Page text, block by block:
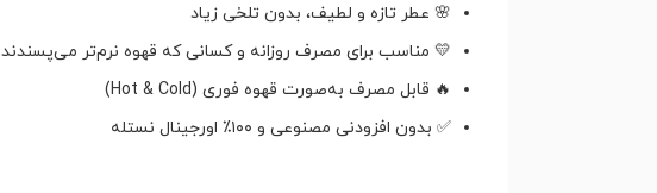
🌸 عطر تازه و لطیف، بدون تلخی زیاد
💛 مناسب برای مصرف روزانه و کسانی که قهوه نرم‌تر می‌پسندند
🔥 قابل مصرف به‌صورت قهوه فوری (Hot & Cold)
✅ بدون افزودنی مصنوعی و ۱۰۰٪ اورجینال نستله